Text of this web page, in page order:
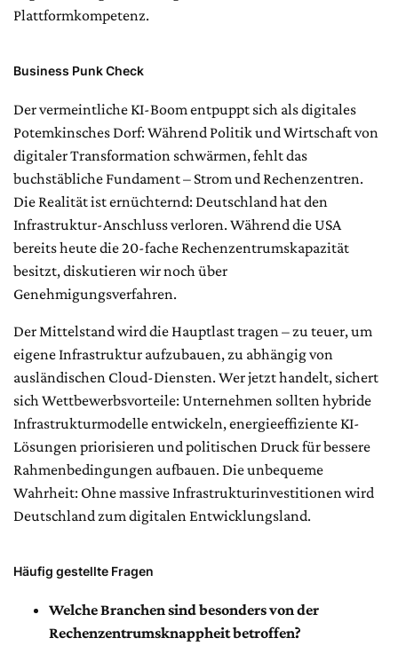
Plattformkompetenz.
Business Punk Check
Der vermeintliche KI-Boom entpuppt sich als digitales
Potemkinsches Dorf: Während Politik und Wirtschaft von
digitaler Transformation schwärmen, fehlt das
buchstäbliche Fundament – Strom und Rechenzentren.
Die Realität ist ernüchternd: Deutschland hat den
Infrastruktur-Anschluss verloren. Während die USA
bereits heute die 20-fache Rechenzentrumskapazität
besitzt, diskutieren wir noch über
Genehmigungsverfahren.
Der Mittelstand wird die Hauptlast tragen – zu teuer, um
eigene Infrastruktur aufzubauen, zu abhängig von
ausländischen Cloud-Diensten. Wer jetzt handelt, sichert
sich Wettbewerbsvorteile: Unternehmen sollten hybride
Infrastrukturmodelle entwickeln, energieeffiziente KI-
Lösungen priorisieren und politischen Druck für bessere
Rahmenbedingungen aufbauen. Die unbequeme
Wahrheit: Ohne massive Infrastrukturinvestitionen wird
Deutschland zum digitalen Entwicklungsland.
Häufig gestellte Fragen
Welche Branchen sind besonders von der
Rechenzentrumsknappheit betroffen?